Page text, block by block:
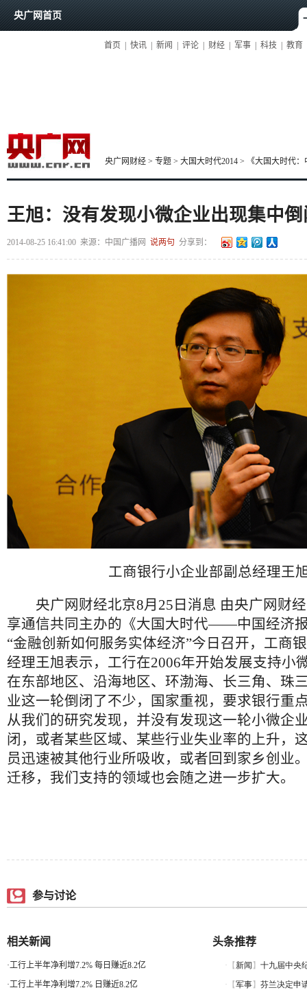
央广网首页
首页 快讯 新闻 评论 财经 军事 科技 教育
央广网财经 > 专题 > 大国大时代2014 > 《大国大时代
王旭：没有发现小微企业出现集中倒
2014-08-25 16:41:00 来源： 中国广播网 说两句 分享到：
工商银行小企业部副总经理王
央广网财经北京8月25日消息 由央广网财经
享通信共同主办的《大国大时代——中国经济
“金融创新如何服务实体经济”今日召开，工商
经理王旭表示，工行在2006年开始发展支持小
在东部地区、沿海地区、环渤海、长三角、珠
业这一轮倒闭了不少，国家重视，要求银行重
从我们的研究发现，并没有发现这一轮小微企
闭，或者某些区域、某些行业失业率的上升，
员迅速被其他行业所吸收，或者回到家乡创业
迁移，我们支持的领域也会随之进一步扩大。
参与讨论
相关新闻
·工行上半年净利增7.2% 每日赚近8.2亿
·工行上半年净利增7.2% 日赚近8.2亿
头条推荐